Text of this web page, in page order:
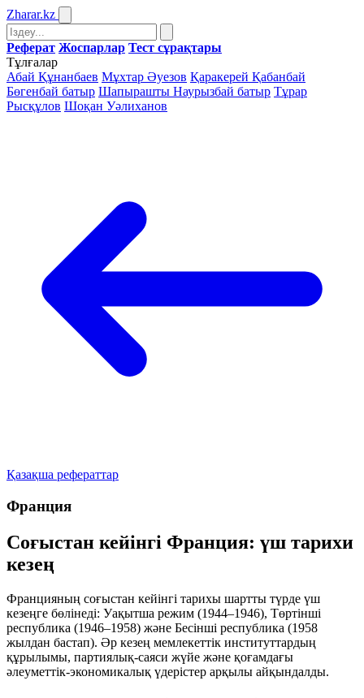
Zharar.kz
Реферат Жоспарлар Тест сұрақтары
Тұлғалар
Абай Құнанбаев Мұхтар Әуезов Қаракерей Қабанбай
Бөгенбай батыр Шапырашты Наурызбай батыр Тұрар
Рысқұлов Шоқан Уәлиханов
Қазақша рефераттар
Франция
Соғыстан кейінгі Франция: үш тарихи
кезең
Францияның соғыстан кейінгі тарихы шартты түрде үш
кезеңге бөлінеді: Уақытша режим (1944–1946), Төртінші
республика (1946–1958) және Бесінші республика (1958
жылдан бастап). Әр кезең мемлекеттік институттардың
құрылымы, партиялық-саяси жүйе және қоғамдағы
әлеуметтік-экономикалық үдерістер арқылы айқындалды.